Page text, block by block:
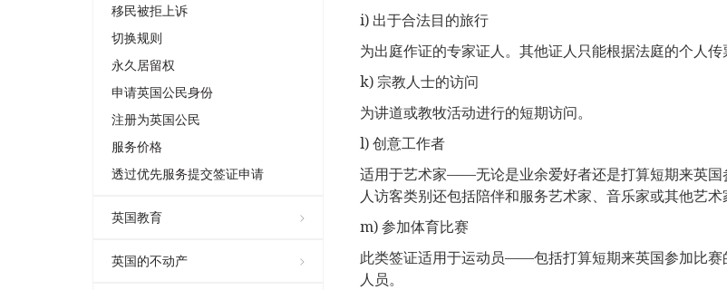
移民被拒上诉
切换规则
永久居留权
申请英国公民身份
注册为英国公民
服务价格
透过优先服务提交签证申请
英国教育
英国的不动产
i) 出于合法目的旅行
为出庭作证的专家证人。其他证人只能根据法庭的个人
k) 宗教人士的访问
为讲道或教牧活动进行的短期访问。
l) 创意工作者
适用于艺术家——无论是业余爱好者还是打算短期来英
人访客类别还包括陪伴和服务艺术家、音乐家或其他艺术
m) 参加体育比赛
此类签证适用于运动员——包括打算短期来英国参加比
人员。